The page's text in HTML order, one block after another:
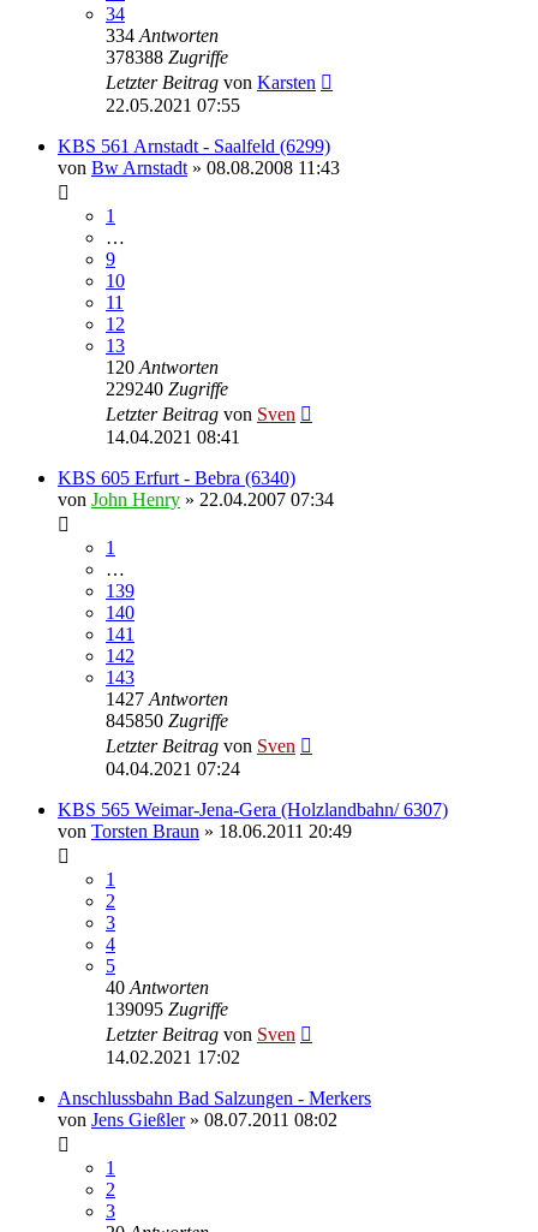
34
334 Antworten
378388 Zugriffe
Letzter Beitrag von Karsten
22.05.2021 07:55
KBS 561 Arnstadt - Saalfeld (6299)
von Bw Arnstadt » 08.08.2008 11:43
1
…
9
10
11
12
13
120 Antworten
229240 Zugriffe
Letzter Beitrag von Sven
14.04.2021 08:41
KBS 605 Erfurt - Bebra (6340)
von John Henry » 22.04.2007 07:34
1
…
139
140
141
142
143
1427 Antworten
845850 Zugriffe
Letzter Beitrag von Sven
04.04.2021 07:24
KBS 565 Weimar-Jena-Gera (Holzlandbahn/ 6307)
von Torsten Braun » 18.06.2011 20:49
1
2
3
4
5
40 Antworten
139095 Zugriffe
Letzter Beitrag von Sven
14.02.2021 17:02
Anschlussbahn Bad Salzungen - Merkers
von Jens Gießler» 08.07.2011 08:02
1
2
3